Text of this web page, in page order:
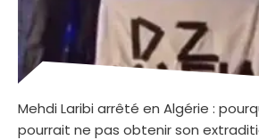
Mehdi Laribi arrêté en Algérie :
pourrait ne pas obtenir son